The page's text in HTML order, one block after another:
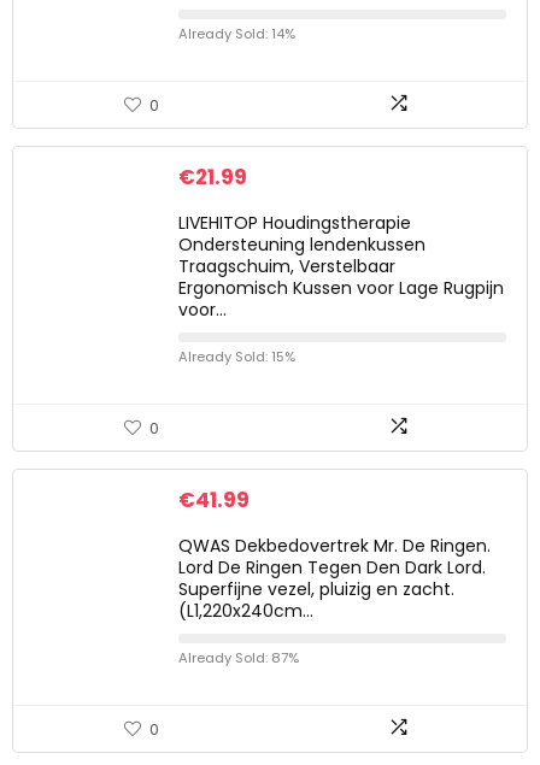
Already Sold: 14%
0
€21.99
LIVEHITOP Houdingstherapie
Ondersteuning lendenkussen
Traagschuim, Verstelbaar
Ergonomisch Kussen voor Lage Rugpijn
voor…
Already Sold: 15%
0
€41.99
QWAS Dekbedovertrek Mr. De Ringen.
Lord De Ringen Tegen Den Dark Lord.
Superfijne vezel, pluizig en zacht.
(L1,220x240cm…
Already Sold: 87%
0